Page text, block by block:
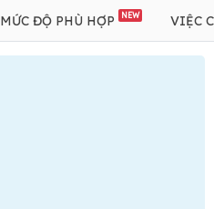
MỨC ĐỘ PHÙ HỢP NEW VIỆC